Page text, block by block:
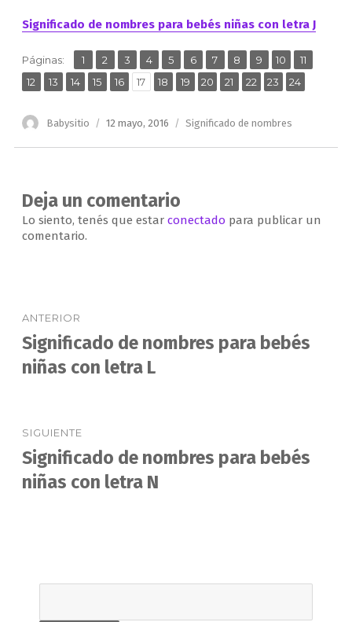
Significado de nombres para bebés niñas con letra J
Páginas: Página
1 ,
Página
2 ,Página
3 ,
Página
4 ,Página
5 ,Página
6 ,
Página
7 ,
Página
8 ,
Página
9 ,
Página
10 ,
Página
11
Página
12 ,
Página
13 ,
Página
14 ,
Página
15 ,
Página
16 ,
Página
17 ,
Página
18 ,
Página
19 ,
Página
20 ,
Página
21 ,
Página
22 ,
Página
23 ,
Página
24
Autor
Babysitio
Publicado
12 mayo, 2016 Categorías
Significado de nombres
Deja un comentario
Lo siento, tenés que estar conectado para publicar un
comentario.
de
entradas
ANTERIOR
Entrada
anterior:
Significado de nombres para bebés
niñas con letra L
SIGUIENTE
Entrada
siguiente:
Significado de nombres para bebés
niñas con letra N